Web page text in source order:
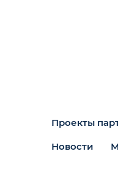
Проекты
Новости